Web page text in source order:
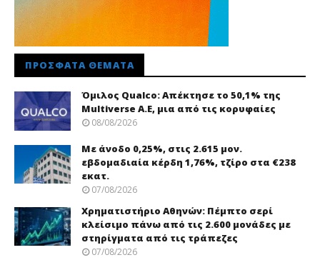
ΠΡΌΣΦΑΤΑ ΘΈΜΑΤΑ
Όμιλος Qualco: Απέκτησε το 50,1% της
Multiverse A.E, μια από τις κορυφαίες
08/08/2026
Με άνοδο 0,25%, στις 2.615 μον.
εβδομαδιαία κέρδη 1,76%, τζίρο στα €238
εκατ.
07/08/2026
Χρηματιστήριο Αθηνών: Πέμπτο σερί
κλείσιμο πάνω από τις 2.600 μονάδες με
στηρίγματα από τις τράπεζες
07/08/2026